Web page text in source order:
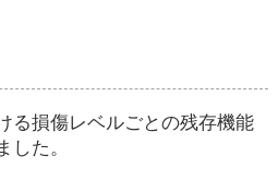
る損傷レベルごとの残存機能
した。